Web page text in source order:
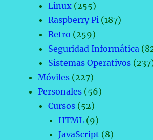
Linux (255)
Raspberry Pi (187)
Retro (259)
Seguridad Informática
Sistemas Operativos
Móviles (227)
Personales (56)
Cursos (52)
HTML (9)
JavaScript (8)